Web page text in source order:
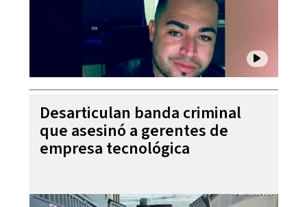
Desarticulan banda criminal
que asesinó a gerentes de
empresa tecnológica